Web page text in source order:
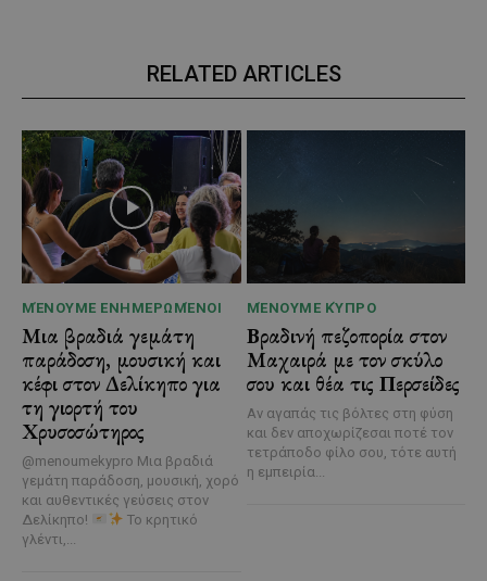
RELATED ARTICLES
ΜΈΝΟΥΜΕ ΕΝΗΜΕΡΩΜΈΝΟΙ
Μια βραδιά γεμάτη
παράδοση, μουσική και
κέφι στον Δελίκηπο για
τη γιορτή του
Χρυσοσώτηρος
@menoumekypro Μια βραδιά
γεμάτη παράδοση, μουσική, χορό
και αυθεντικές γεύσεις στον
Δελίκηπο!
Το κρητικό
γλέντι,...
ΜΈΝΟΥΜΕ ΚΎΠΡΟ
Βραδινή πεζοπορία στον
Μαχαιρά με τον σκύλο
σου και θέα τις Περσείδες
Αν αγαπάς τις βόλτες στη φύση
και δεν αποχωρίζεσαι ποτέ τον
τετράποδο φίλο σου, τότε αυτή
η εμπειρία...